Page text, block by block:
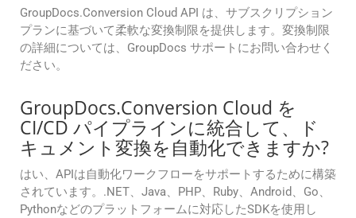
GroupDocs.Conversion Cloud API は、サブスクリプション
プランに基づいて柔軟な変換制限を提供します。変換制限
の詳細については、GroupDocs サポートにお問い合わせく
ださい。
GroupDocs.Conversion Cloud を
CI/CD パイプラインに統合して、ド
キュメント変換を自動化できますか?
はい、APIは自動化ワークフローをサポートするために構築
されています。.NET、Java、PHP、Ruby、Android、Go、
Pythonなどのプラットフォームに対応したSDKを使用し